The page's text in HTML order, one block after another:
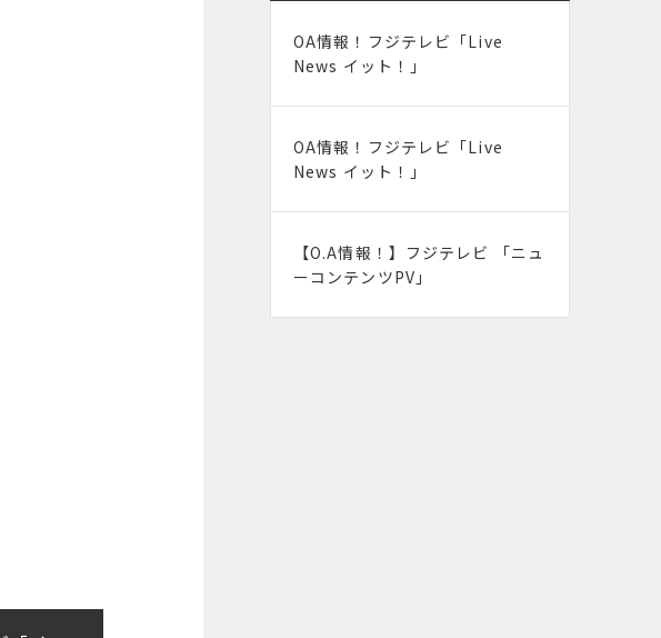
OA情報！フジテレビ「Live
News イット！」
OA情報！フジテレビ「Live
News イット！」
【O.A情報！】フジテレビ 「ニュ
ーコンテンツPV」